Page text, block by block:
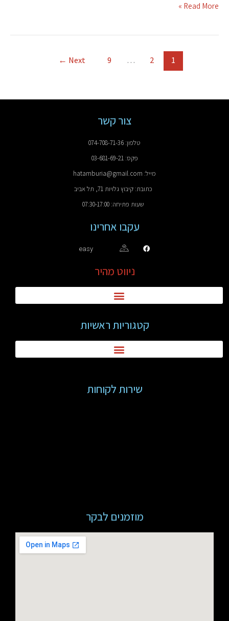
Read More »
1
2
…
9
Next
←
צור קשר
טלפון: 074-708-71-36
פקס: 03-681-69-21
מייל: hatamburia@gmail.com
כתובת: קיבוץ גלויות 71, תל אביב
שעות פתיחה: 07:30-17:00
עקבו אחרינו
easy
ניווט מהיר
קטגוריות ראשיות
שירות לקוחות
מוזמנים לבקר